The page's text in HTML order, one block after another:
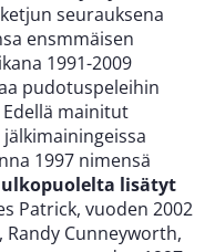
seurauksena
ensmmäisen
1991-2009
pudotuspeleihin
mainitut
1997 nimensä
lisätyt
Patrick, vuoden 2002
Cunneyworth,